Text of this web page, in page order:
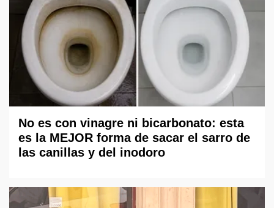
No es con vinagre ni bicarbonato: esta
es la MEJOR forma de sacar el sarro de
las canillas y del inodoro